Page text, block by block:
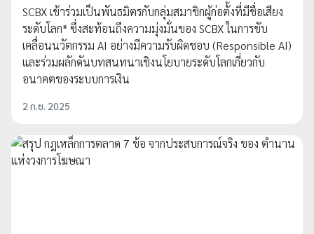
SCBX เข้าร่วมเป็นพันธมิตรกับกลุ่มสมาชิกผู้ก่อตั้งที่มีชื่อเสียง
ระดับโลก* ซึ่งสะท้อนถึงความมุ่งมั่นของ SCBX ในการขับ
เคลื่อนนวัตกรรม AI อย่างมีความรับผิดชอบ (Responsible AI)
และร่วมผลักดันบทสนทนาเชิงนโยบายระดับโลกเกี่ยวกับ
อนาคตของระบบการเงิน
2 ก.ย. 2025